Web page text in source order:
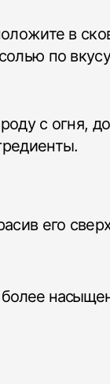
в
по
с огня,
его